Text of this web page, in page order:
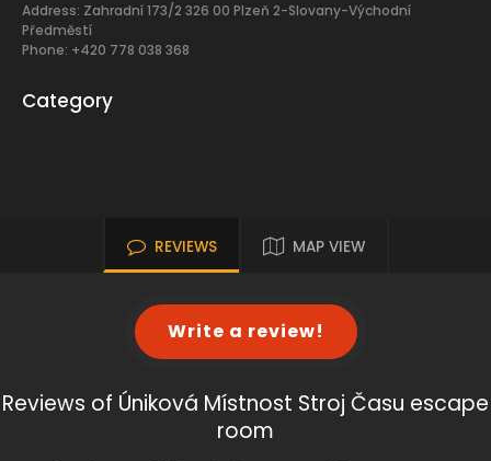
Address: Zahradní 173/2 326 00 Plzeň 2-Slovany-Východní
Předměstí
Phone: +420 778 038 368
Category
REVIEWS MAP VIEW
Write a review!
Reviews of Úniková Místnost Stroj Času escape
room